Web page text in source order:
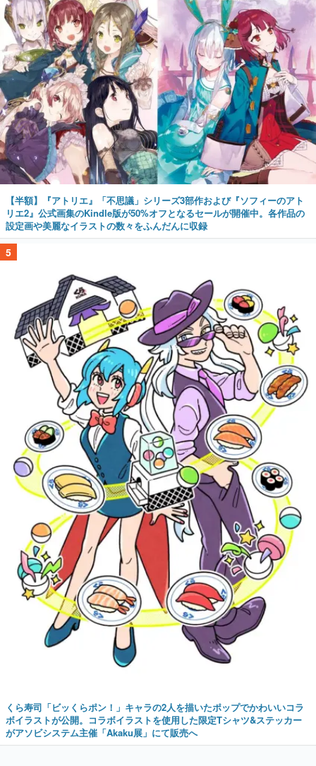
【半額】『アトリエ』「不思議」シリーズ3部作および『ソフィーのアト
リエ2』公式画集のKindle版が50%オフとなるセールが開催中。各作品の
設定画や美麗なイラストの数々をふんだんに収録
5
くら寿司「ビッくらポン！」キャラの2人を描いたポップでかわいいコラ
ボイラストが公開。コラボイラストを使用した限定Tシャツ&ステッカー
がアソビシステム主催「Akaku展」にて販売へ